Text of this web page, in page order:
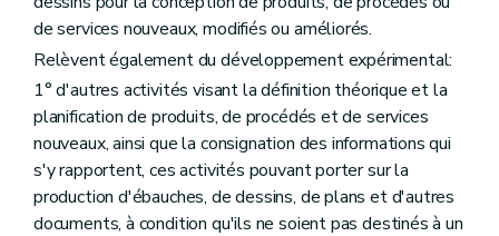
Section 8 Des subventions portant sur les services de conseil en innovation et de soutien à l'innovation
Art. 54
Art. 55
Art. 56
Art. 57
Section 9 Des subventions portant sur l'engagement temporaire de personnel
Art. 58
Art. 59
Art. 60
Chapitre IV Des subventions aux organismes publics de recherche, aux unités universitaires et aux unités de haute école
Section première Des subventions portant sur les activités de recherche industrielle
de services nouveaux, modifiés ou améliorés.
Relèvent également du développement expérimental:
1° d'autres activités visant la définition théorique et la
planification de produits, de procédés et de services
nouveaux, ainsi que la consignation des informations qui
s'y rapportent, ces activités pouvant porter sur la
production d'ébauches, de dessins, de plans et d'autres
documents, à condition qu'ils ne soient pas destinés à un